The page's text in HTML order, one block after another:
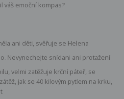
váš emoční kompas?
ani děti, svěřuje se Helena
Nevynechejte snídani ani protažení
velmi zatěžuje krční páteř, se
jak se 40 kilovým pytlem na krku,